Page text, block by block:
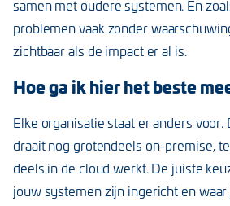
samen met oudere systemen. En
problemen vaak zonder
zichtbaar als de impact er al is.
Hoe ga ik hier het beste
Elke organisatie staat er anders
draait nog grotendeels on-premise,
deels in de cloud werkt. De juiste
jouw systemen zijn ingericht en